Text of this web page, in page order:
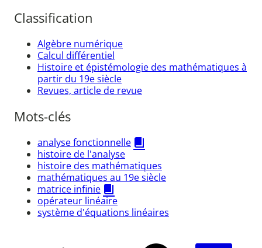
Classification
Algèbre numérique
Calcul différentiel
Histoire et épistémologie des mathématiques à
partir du 19e siècle
Revues, article de revue
Mots-clés
analyse fonctionnelle
histoire de l'analyse
histoire des mathématiques
mathématiques au 19e siècle
matrice infinie
opérateur linéaire
système d'équations linéaires